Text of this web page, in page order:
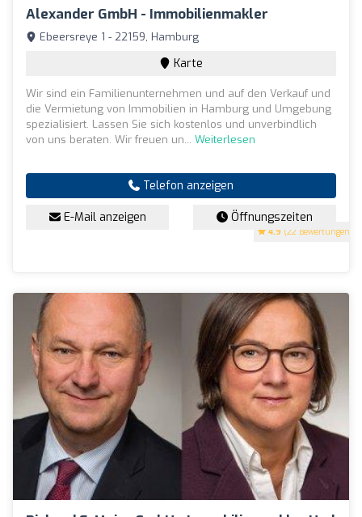
Alexander GmbH - Immobilienmakler
4.9 (22 Bewertungen)
Ebeersreye 1 - 22159, Hamburg
Karte
Wir sind ein Familienunternehmen und auf den Verkauf und
die Vermietung von Immobilien in Hamburg und Umgebung
spezialisiert. Lassen Sie sich kostenlos und unverbindlich
von uns beraten. Wir freuen un... Weiterlesen
Telefon anzeigen
E-Mail anzeigen Öffnungszeiten